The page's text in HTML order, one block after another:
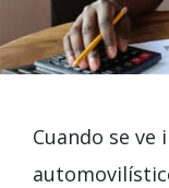
Cuando se ve